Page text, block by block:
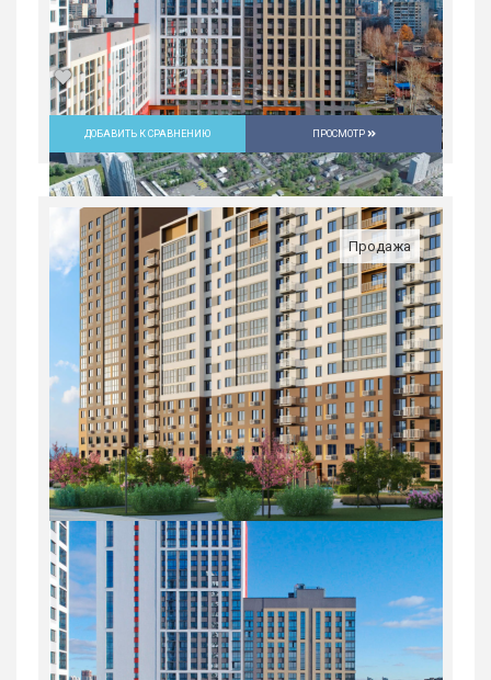
Студия в ЖК «Русь» на ВИЗе...
Россия, Свердловская область,
Екатеринбург
5 082 300 руб.
1 18/31
ДОБАВИТЬ К СРАВНЕНИЮ ПРОСМОТР
Продажа